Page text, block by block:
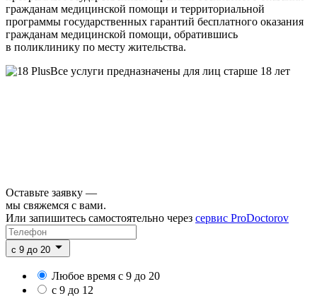
гражданам медицинской помощи и территориальной
программы государственных гарантий бесплатного оказания
гражданам медицинской помощи, обратившись
в поликлинику по месту жительства.
Все услуги предназначены для лиц старше 18 лет
Оставьте заявку —
мы свяжемся с вами.
Или запишитесь самостоятельно через сервис ProDoctorov
c 9 до 20
Любое время с 9 до 20
с 9 до 12